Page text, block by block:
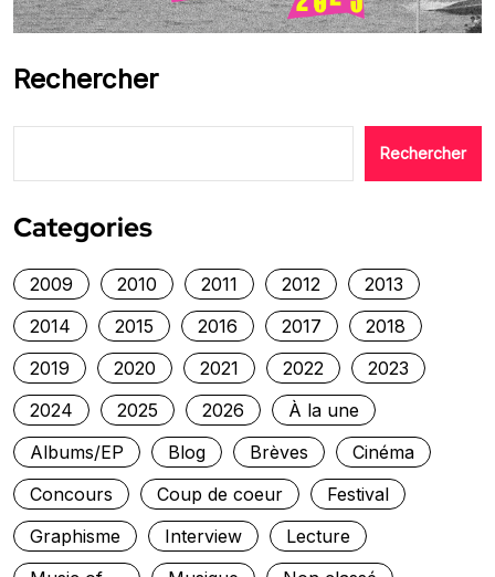
Rechercher
Rechercher
Categories
2009 2010 2011 2012
2013
2014
2015 2016 2017
2018
2019
2020 2021 2022
2023
2024
2025 2026
À la une
Albums/EP
Blog Brèves
Cinéma
Concours
Coup de coeur
Festival
Graphisme
Interview
Lecture